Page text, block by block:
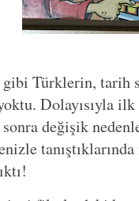
Türklerin, tarih
Dolayısıyla
değişik